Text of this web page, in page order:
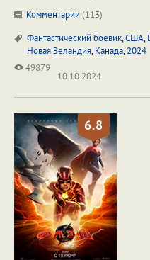
Комментарии (113)
Фантастический боевик,США,
Новая Зеландия,Канада,2024
49879
10.10.2024
6.8